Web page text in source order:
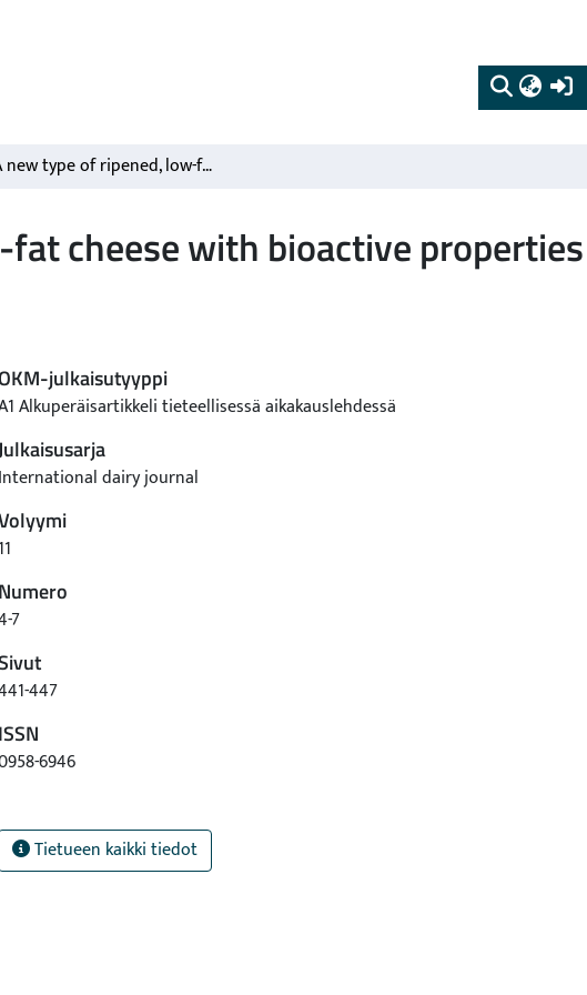
A new type of ripened, low-fat cheese with bioactive properties
cheese with bioactive properties
julkaisutyyppi
Alkuperäisartikkeli tieteellisessä aikakauslehdessä
International dairy journal
11
Numero
7
447
ISSN
6946
Tietueen kaikki tiedot